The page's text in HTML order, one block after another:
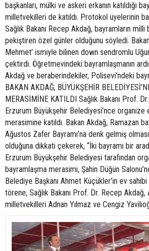
başkanları, mülki ve askeri erkanın katıldığı
milletvekilleri de katıldı. Protokol üyelerinin
Sağlık Bakanı Recep Akdağ, bayramların
pekiştiren özel günler olduğunu söyledi.
Mehmet’ ismiyle bilinen down sendromlu
çektirdi. Öğretmevindeki bayramlaşmanın
Akdağ ve beraberindekiler, Polisevi'ndeki
BAKAN AKDAĞ, BÜYÜKŞEHİR
MERASİMİNE KATILDI Sağlık Bakanı Prof.
Erzurum Büyükşehir Belediyesi’nce organize
merasimine katıldı. Bakan Akdağ, Ramazan
Ağustos Zafer Bayramı’na denk gelmiş
olduğuna dikkati çekerek, “İki bayramı bir
Erzurum Büyükşehir Belediyesi tarafından
bayramlaşma merasimi, Şahin Düğün
Belediye Başkanı Ahmet Küçükler’in ev
törene, Sağlık Bakanı Prof. Dr. Recep
milletvekilleri Adnan Yılmaz ve Cengiz